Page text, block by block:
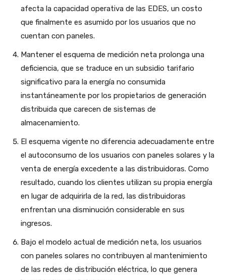
afecta la capacidad operativa de las EDES, un costo
que finalmente es asumido por los usuarios que no
cuentan con paneles.
Mantener el esquema de medición neta prolonga una
deficiencia, que se traduce en un subsidio tarifario
significativo para la energía no consumida
instantáneamente por los propietarios de generación
distribuida que carecen de sistemas de
almacenamiento.
El esquema vigente no diferencia adecuadamente entre
el autoconsumo de los usuarios con paneles solares y la
venta de energía excedente a las distribuidoras. Como
resultado, cuando los clientes utilizan su propia energía
en lugar de adquirirla de la red, las distribuidoras
enfrentan una disminución considerable en sus
ingresos.
Bajo el modelo actual de medición neta, los usuarios
con paneles solares no contribuyen al mantenimiento
de las redes de distribución eléctrica, lo que genera